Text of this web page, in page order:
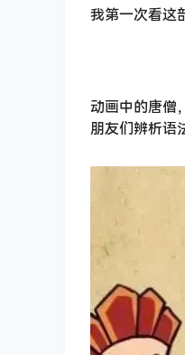
我第一次看这
动画中的唐僧
朋友们辨析语